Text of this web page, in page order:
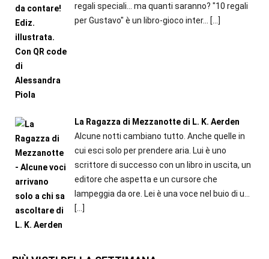
regali speciali... ma quanti saranno? "10 regali
per Gustavo" è un libro-gioco inter...
[…]
La Ragazza di Mezzanotte di L. K. Aerden
Alcune notti cambiano tutto. Anche quelle in
cui esci solo per prendere aria. Lui è uno
scrittore di successo con un libro in uscita, un
editore che aspetta e un cursore che
lampeggia da ore. Lei è una voce nel buio di u...
[…]